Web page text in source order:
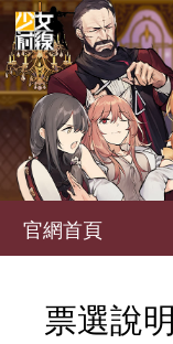
官網首頁
票選說